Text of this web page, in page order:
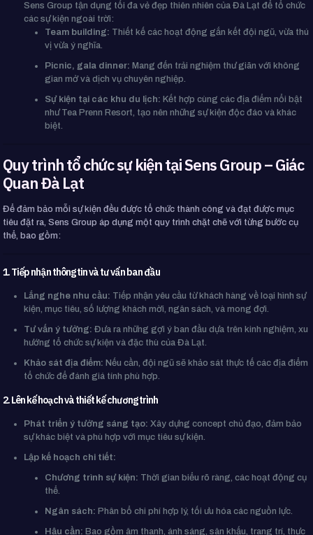
Sens Group tận dụng tối đa vẻ đẹp thiên nhiên của Đà Lạt để tổ chức
các sự kiện ngoài trời:
Team building: Thiết kế các hoạt động gắn kết đội ngũ, vừa thú
vị vừa ý nghĩa.
Picnic, gala dinner: Mang đến trải nghiệm thư giãn với không
gian mở và dịch vụ chuyên nghiệp.
Sự kiện tại các khu du lịch: Kết hợp cùng các địa điểm nổi bật
như Tea Prenn Resort, tạo nên những sự kiện độc đáo và khác
biệt.
Quy trình tổ chức sự kiện tại Sens Group – Giác
Quan Đà Lạt
Để đảm bảo mỗi sự kiện đều được tổ chức thành công và đạt được mục
tiêu đặt ra, Sens Group áp dụng một quy trình chặt chẽ với từng bước cụ
thể, bao gồm:
1. Tiếp nhận thông tin và tư vấn ban đầu
Lắng nghe nhu cầu: Tiếp nhận yêu cầu từ khách hàng về loại hình sự
kiện, mục tiêu, số lượng khách mời, ngân sách, và mong đợi.
Tư vấn ý tưởng: Đưa ra những gợi ý ban đầu dựa trên kinh nghiệm, xu
hướng tổ chức sự kiện và đặc thù của Đà Lạt.
Khảo sát địa điểm: Nếu cần, đội ngũ sẽ khảo sát thực tế các địa điểm
tổ chức để đánh giá tính phù hợp.
2. Lên kế hoạch và thiết kế chương trình
Phát triển ý tưởng sáng tạo: Xây dựng concept chủ đạo, đảm bảo
sự khác biệt và phù hợp với mục tiêu sự kiện.
Lập kế hoạch chi tiết:
Chương trình sự kiện: Thời gian biểu rõ ràng, các hoạt động cụ
thể.
Ngân sách: Phân bổ chi phí hợp lý, tối ưu hóa các nguồn lực.
Hậu cần: Bao gồm âm thanh, ánh sáng, sân khấu, trang trí, thực